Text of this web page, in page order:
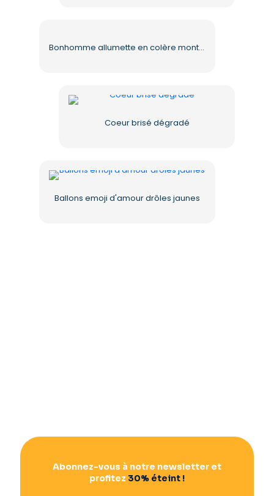
Bonhomme allumette en colère montrant un doigt d'honneur – Téléchargement PNG gratuit
Coeur brisé dégradé
Ballons emoji d'amour drôles jaunes
Abonnez-vous à notre newsletter et
profitez 30% éteint !